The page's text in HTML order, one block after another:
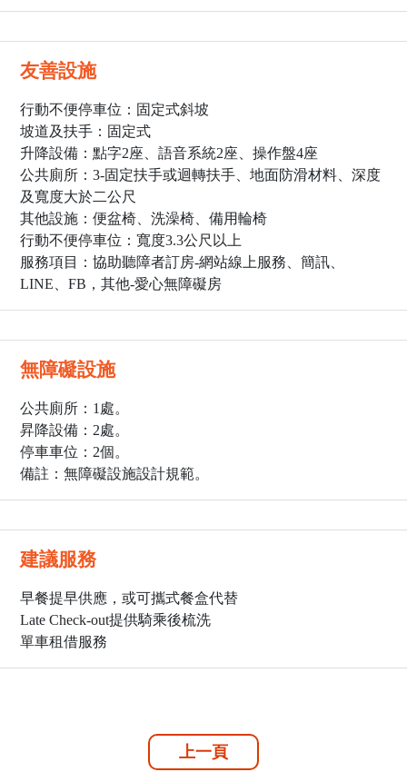
友善設施
行動不便停車位：固定式斜坡
坡道及扶手：固定式
升降設備：點字2座、語音系統2座、操作盤4座
公共廁所：3-固定扶手或迴轉扶手、地面防滑材料、深度
及寬度大於二公尺
其他設施：便盆椅、洗澡椅、備用輪椅
行動不便停車位：寬度3.3公尺以上
服務項目：協助聽障者訂房-網站線上服務、簡訊、
LINE、FB，其他-愛心無障礙房
無障礙設施
公共廁所：1處。
昇降設備：2處。
停車車位：2個。
備註：無障礙設施設計規範。
建議服務
早餐提早供應，或可攜式餐盒代替
Late Check-out提供騎乘後梳洗
單車租借服務
上一頁